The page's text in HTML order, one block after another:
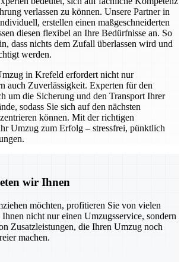
verlassen zu können. Unsere Partner in
erstellen einen maßgeschneiderten
diesen flexibel an Ihre Bedürfnisse an. So
dass nichts dem Zufall überlassen wird und
werden.
in Krefeld erfordert nicht nur
auch Zuverlässigkeit. Experten für den
um die Sicherung und den Transport Ihrer
sodass Sie sich auf den nächsten
können. Mit der richtigen
Umzug zum Erfolg – stressfrei, pünktlich
wir Ihnen
möchten, profitieren Sie von vielen
nicht nur einen Umzugsservice, sondern
Zusatzleistungen, die Ihren Umzug noch
machen.